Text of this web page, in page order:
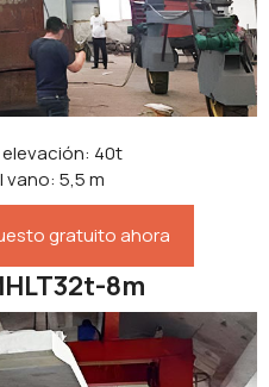
40t
vano: 5,5 m
gratuito ahora
8m